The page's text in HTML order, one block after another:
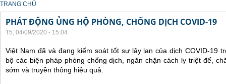
YOU ARE HERE
TRANG CHỦ
PHÁT ĐỘNG ỦNG HỘ PHÒNG, CHỐNG DỊCH COVID-19
T5, 04/09/2020 - 15:04
Việt Nam đã và đang kiểm soát tốt sự lây lan của dịch COVID-19
bộ các biện pháp phòng chống dịch, ngăn chặn cách ly triệt để,
sớm và truyền thông hiệu quả.